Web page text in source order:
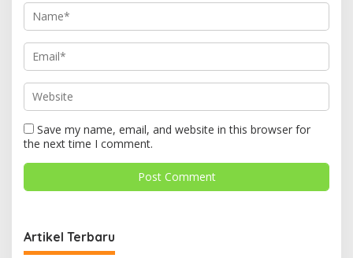
Save my name, email, and website in this browser for
the next time I comment.
Artikel Terbaru